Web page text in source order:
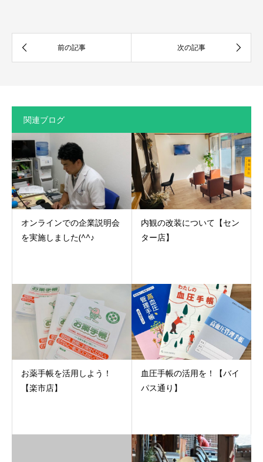
関連ブログ
オンラインでの企業説明会
を実施しました(^^♪
内観の改装について【セン
ター店】
お薬手帳を活用しよう！
【楽市店】
血圧手帳の活用を！【バイ
パス通り】